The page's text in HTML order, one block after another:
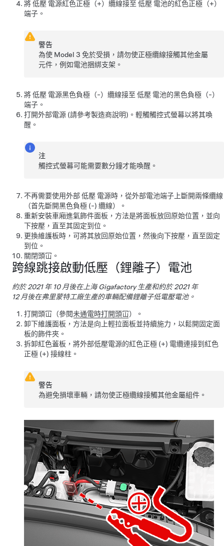
將低壓 電源紅色正極（+）纜線接至 低壓 電池的紅色正極（+）
端子。
警告
為使 Model 3 免於受損，請勿使正極纜線接觸其他金屬
元件，例如電池捆綁支架。
將低壓 電源黑色負極（-）纜線接至 低壓 電池的黑色負極（-）
端子。
打開外部電源 (請參考製造商說明)。輕觸觸控式螢幕以將其喚
醒。
注
觸控式螢幕可能需要數分鐘才能喚醒。
不再需要使用外部 低壓 電源時，從外部電池端子上斷開兩條纜線
（首先斷開黑色負極 (-) 纜線）。
重新安裝車廂進氣飾件面板，方法是將面板放回原始位置，並向
下按壓，直至其固定到位。
更換維護板時，可將其放回原始位置，然後向下按壓，直至固定
到位。
關閉頭冚。
跨線跳接啟動低壓 （鋰離子）電池
約於 2021 年 10 月後在上海 Gigafactory 生產和約於 2021 年
12 月後在弗里蒙特工廠生產的車輛配備鋰離子低電壓電池。
打開頭冚（參閱未通電時打開頭冚）。
卸下維護面板，方法是向上輕拉面板並持續施力，以鬆開固定面
板的飾件夾。
拆卸紅色蓋板，將外部低壓電源的紅色正極 (+) 電纜連接到紅色
正極 (+) 接線柱。
警告
為避免損壞車輛，請勿使正極纜線接觸其他金屬組件。